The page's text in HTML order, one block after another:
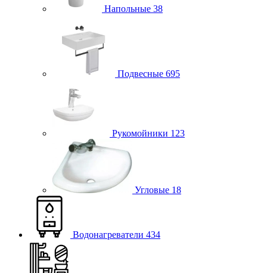
Напольные 38
Подвесные 695
Рукомойники 123
Угловые 18
Водонагреватели 434